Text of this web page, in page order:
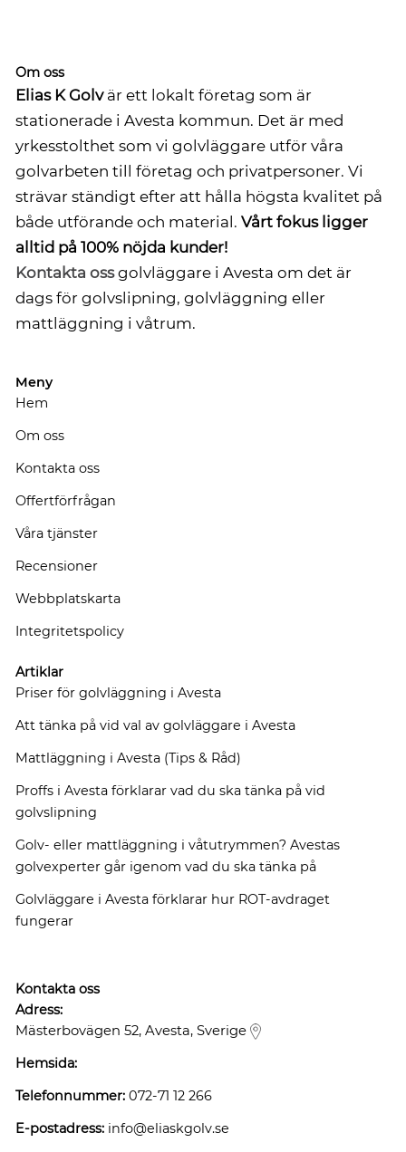
Om oss
Elias K Golvär ett lokalt företag som är
stationerade i Avesta kommun. Det är med
yrkesstolthet som vi golvläggare utför våra
golvarbeten till företag och privatpersoner. Vi
strävar ständigt efter att hålla högsta kvalitet på
både utförande och material. Vårt fokus ligger
alltid på 100% nöjda kunder!
Kontakta ossgolvläggare i Avesta om det är
dags för golvslipning, golvläggning eller
mattläggning i våtrum.
Meny
Hem
Om oss
Kontakta oss
Offertförfrågan
Våra tjänster
Recensioner
Webbplatskarta
Integritetspolicy
Artiklar
Priser för golvläggning i Avesta
Att tänka på vid val av golvläggare i Avesta
Mattläggning i Avesta (Tips & Råd)
Proffs i Avesta förklarar vad du ska tänka på vid
golvslipning
Golv- eller mattläggning i våtutrymmen? Avestas
golvexperter går igenom vad du ska tänka på
Golvläggare i Avesta förklarar hur ROT-avdraget
fungerar
Kontakta oss
Adress:
Mästerbovägen 52, Avesta, Sverige
Hemsida:
Telefonnummer: 072-71 12 266
E-postadress: info@eliaskgolv.se